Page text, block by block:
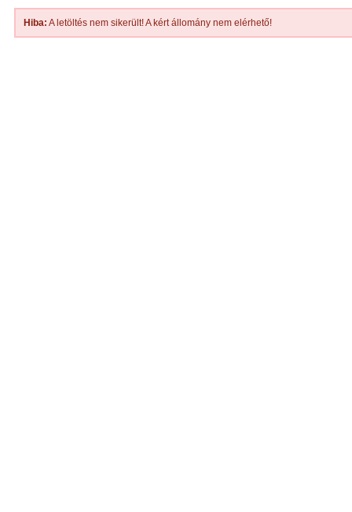
Hiba: A letöltés nem sikerült! A kért állomány nem elérhető!